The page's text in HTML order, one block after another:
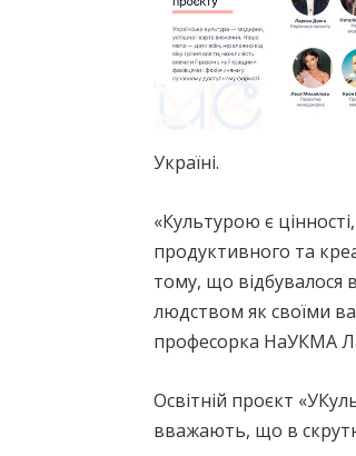
Україні.
«Культурою є
продуктивного та
тому, що відбувалося
людством як своїми
професорка НаУКМА
Освітній проєкт
вважають, що в